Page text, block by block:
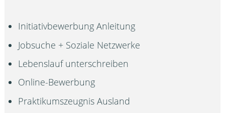
Initiativbewerbung Anleitung
Jobsuche + Soziale Netzwerke
Lebenslauf unterschreiben
Online-Bewerbung
Praktikumszeugnis Ausland